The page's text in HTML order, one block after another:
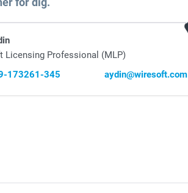
Licensing Professional (MLP)
173261-345
aydin@wiresoft.com